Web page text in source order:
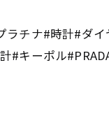
チナ#時計#ダ
#キーポル